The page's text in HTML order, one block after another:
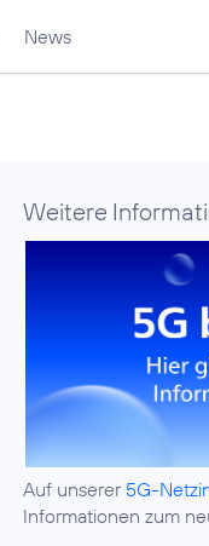
News
Weitere
Auf unserer 5G-
Informationen zum